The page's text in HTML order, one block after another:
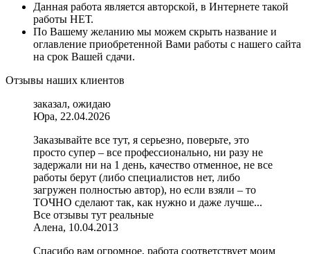
Данная работа является авторской, в Интернете такой
работы НЕТ.
По Вашему желанию мы можем скрыть название и
оглавление приобретенной Вами работы с нашего сайта
на срок Вашей сдачи.
Отзывы наших клиентов
заказал, ожидаю
Юра, 22.04.2026
Заказывайте все тут, я серьезно, поверьте, это
просто супер – все профессионально, ни разу не
задержали ни на 1 день, качество отменное, не все
работы берут (либо специалистов нет, либо
загружен полностью автор), но если взяли – то
ТОЧНО сделают так, как нужно и даже лучше...
Все отзывы тут реальные
Алена, 10.04.2013
Спасибо вам огромное, работа соответствует моим